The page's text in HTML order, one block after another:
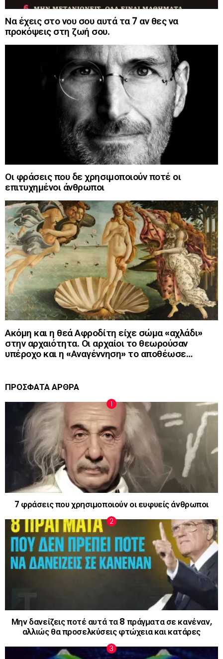
Να έχεις στο νου σου αυτά τα 7 αν θες να
προκόψεις στη ζωή σου.
Οι φράσεις που δε χρησιμοποιούν ποτέ οι
επιτυχημένοι άνθρωποι
Ακόμη και η θεά Αφροδίτη είχε σώμα «αχλάδι»
στην αρχαιότητα. Οι αρχαίοι το θεωρούσαν
υπέροχο και η «Αναγέννηση» το αποθέωσε…
ΠΡΟΣΦΑΤΑ ΑΡΘΡΑ
7 φράσεις που χρησιμοποιούν οι ευφυείς άνθρωποι
Μην δανείζεις ποτέ αυτά τα 8 πράγματα σε κανέναν,
αλλιώς θα προσελκύσεις φτώχεια και κατάρες